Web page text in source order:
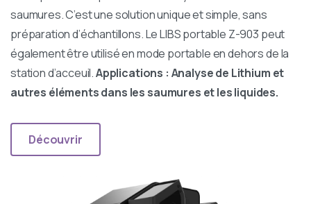
saumures. C’est une solution unique et simple, sans
préparation d’échantillons. Le LIBS portable Z-903 peut
également être utilisé en mode portable en dehors de la
station d’acceuil.Applications : Analyse de Lithium et
autres éléments dans les saumures et les liquides.
Découvrir